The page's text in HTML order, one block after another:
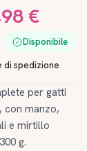
€
Disponibile
di spedizione
per gatti
con manzo,
e mirtillo
g.